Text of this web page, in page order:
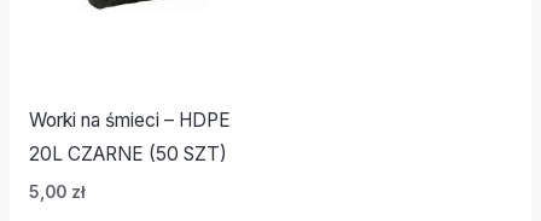
Worki na śmieci – HDPE
20L CZARNE (50 SZT)
5,00 zł